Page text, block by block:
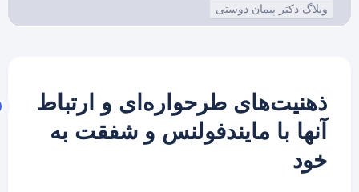
وبلاگ دکتر پیمان دوستی
ذهنیت‌های طرحواره‌ای و ارتباط
آنها با مایندفولنس و شفقت به
خود